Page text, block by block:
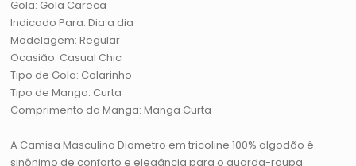
Gola: Gola Careca
Indicado Para: Dia a dia
Modelagem: Regular
Ocasião: Casual Chic
Tipo de Gola: Colarinho
Tipo de Manga: Curta
Comprimento da Manga: Manga Curta
A Camisa Masculina Diametro em tricoline 100% algodão é
sinônimo de conforto e elegância para o guarda-roupa